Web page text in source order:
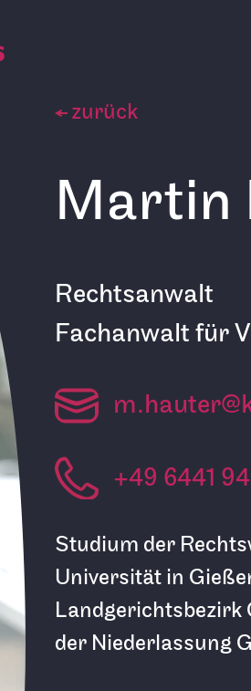
zurück
Martin
Rechtsanwalt
Fachanwalt für
+49 6441
Studium der
Universität in
Landgerichtsbezirk
der Niederlassung